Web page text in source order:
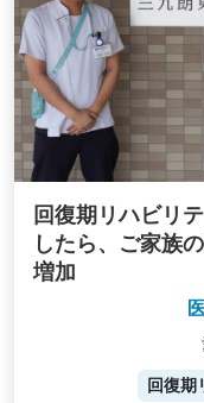
回復期リハビリ
したら、ご家族
増加
回復期